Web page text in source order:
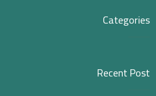
Categories
Recent Post